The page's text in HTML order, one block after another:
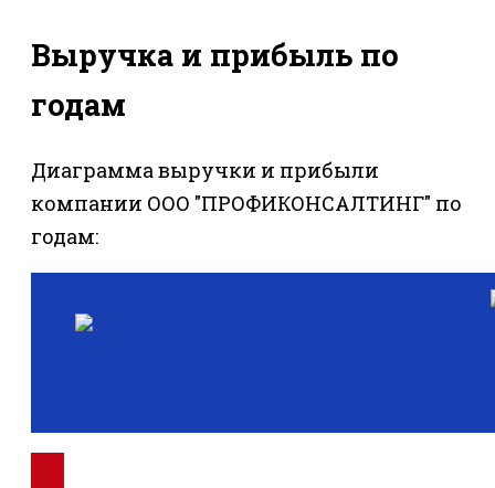
Выручка и прибыль по
годам
Диаграмма выручки и прибыли
компании ООО "ПРОФИКОНСАЛТИНГ" по
годам: